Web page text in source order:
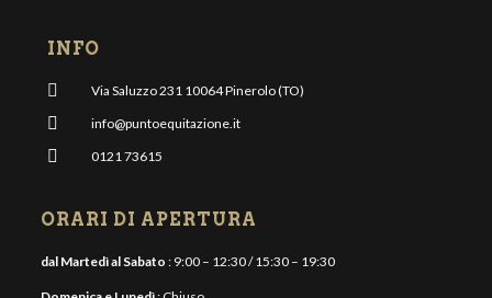
INFO
Via Saluzzo 231 10064 Pinerolo (TO)
info@puntoequitazione.it
0121 73615
ORARI DI APERTURA
dal Martedì al Sabato : 9:00 – 12:30 / 15:30 – 19:30